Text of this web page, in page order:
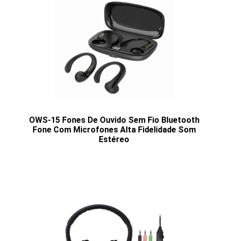
OWS-15 Fones De Ouvido Sem Fio Bluetooth
Fone Com Microfones Alta Fidelidade Som
Estéreo